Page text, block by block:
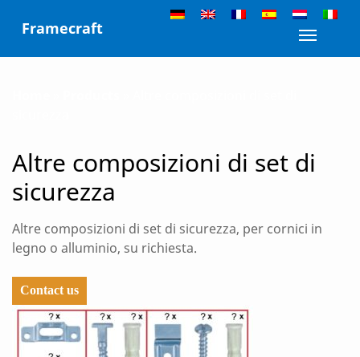
Framecraft Toggle
Altre composizioni di set di
sicurezza
Altre composizioni di set di sicurezza, per cornici in
legno o alluminio, su richiesta.
Contact us